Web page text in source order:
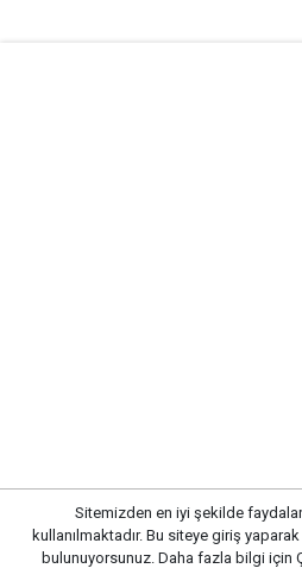
Sitemizden en iyi şekilde
kullanılmaktadır. Bu siteye giriş
bulunuyorsunuz. Daha fazla bilgi için